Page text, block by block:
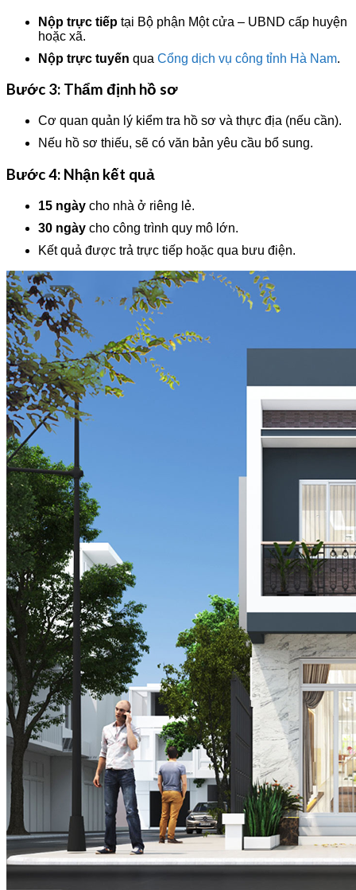
Nộp trực tiếp tại Bộ phận Một cửa – UBND cấp huyện
hoặc xã.
Nộp trực tuyến qua Cổng dịch vụ công tỉnh Hà Nam.
Bước 3: Thẩm định hồ sơ
Cơ quan quản lý kiểm tra hồ sơ và thực địa (nếu cần).
Nếu hồ sơ thiếu, sẽ có văn bản yêu cầu bổ sung.
Bước 4: Nhận kết quả
15 ngày cho nhà ở riêng lẻ.
30 ngày cho công trình quy mô lớn.
Kết quả được trả trực tiếp hoặc qua bưu điện.